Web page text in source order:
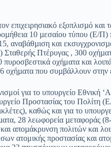
επιχειρησιακό εξοπλισµό
10 µεσαίου τύπου (Ε/
αναβάθµιση και
Πτέρυγας , 300
οχήματα και
οχήµατα που συµβάλλουν στην
για το υπουργείο Εθνική
Προστασίας του Πολίτη
καθώς και για το
28 λεωφορεία µεταφοράς
αποµάκρυνση πολιτών και
ατομικής προστασίας και